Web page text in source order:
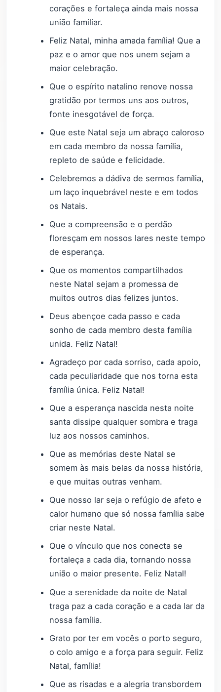
corações e fortaleça ainda mais nossa
união familiar.
Feliz Natal, minha amada família! Que a
paz e o amor que nos unem sejam a
maior celebração.
Que o espírito natalino renove nossa
gratidão por termos uns aos outros,
fonte inesgotável de força.
Que este Natal seja um abraço caloroso
em cada membro da nossa família,
repleto de saúde e felicidade.
Celebremos a dádiva de sermos família,
um laço inquebrável neste e em todos
os Natais.
Que a compreensão e o perdão
floresçam em nossos lares neste tempo
de esperança.
Que os momentos compartilhados
neste Natal sejam a promessa de
muitos outros dias felizes juntos.
Deus abençoe cada passo e cada
sonho de cada membro desta família
unida. Feliz Natal!
Agradeço por cada sorriso, cada apoio,
cada peculiaridade que nos torna esta
família única. Feliz Natal!
Que a esperança nascida nesta noite
santa dissipe qualquer sombra e traga
luz aos nossos caminhos.
Que as memórias deste Natal se
somem às mais belas da nossa história,
e que muitas outras venham.
Que nosso lar seja o refúgio de afeto e
calor humano que só nossa família sabe
criar neste Natal.
Que o vínculo que nos conecta se
fortaleça a cada dia, tornando nossa
união o maior presente. Feliz Natal!
Que a serenidade da noite de Natal
traga paz a cada coração e a cada lar da
nossa família.
Grato por ter em vocês o porto seguro,
o colo amigo e a força para seguir. Feliz
Natal, família!
Que as risadas e a alegria transbordem